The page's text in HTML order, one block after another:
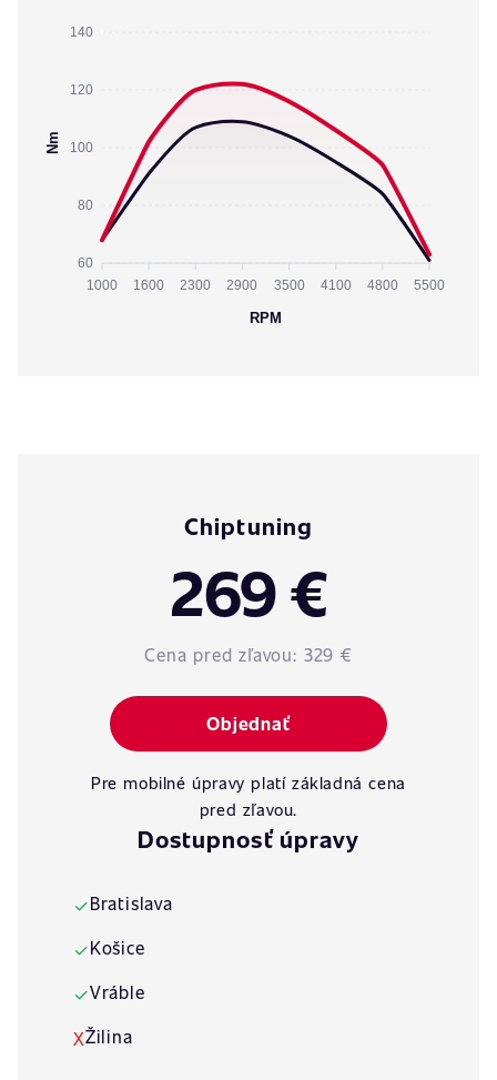
140
120
100
80
60
Nm
1000 1600 2300 2900 3500 4100 4800 5500
RPM
Chiptuning
269 €
Cena pred zľavou: 329 €
Objednať
Pre mobilné úpravy platí základná cena
pred zľavou.
Dostupnosť úpravy
✓Bratislava
✓Košice
✓Vráble
XŽilina